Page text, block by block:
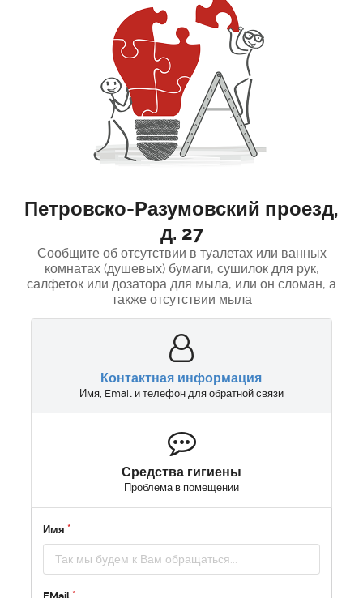
Петровско-Разумовский проезд,
д. 27
Сообщите об отсутствии в туалетах или ванных
комнатах (душевых) бумаги, сушилок для рук,
салфеток или дозатора для мыла, или он сломан, а
также отсутствии мыла
Контактная информация
Имя, Email и телефон для обратной связи
Средства гигиены
Проблема в помещении
Имя